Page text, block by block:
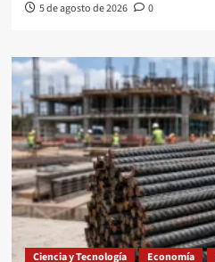
5 de agosto de 2026 0
Ciencia y Tecnología Economía